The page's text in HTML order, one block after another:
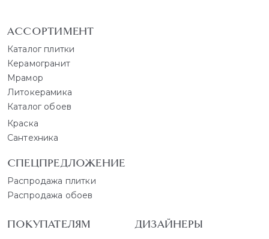
АССОРТИМЕНТ
Каталог плитки
Керамогранит
Мрамор
Литокерамика
Каталог обоев
Краска
Сантехника
СПЕЦПРЕДЛОЖЕНИЕ
Распродажа плитки
Распродажа обоев
ПОКУПАТЕЛЯМ
ДИЗАЙНЕРЫ